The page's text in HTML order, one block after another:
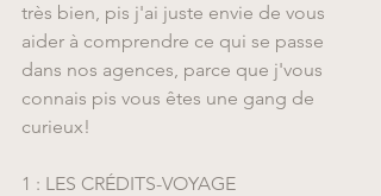
très bien, pis j'ai juste envie de vous
aider à comprendre ce qui se passe
dans nos agences, parce que j'vous
connais pis vous êtes une gang de
curieux!
1 : LES CRÉDITS-VOYAGE